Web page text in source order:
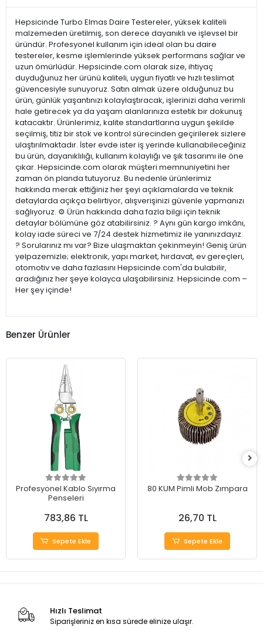
Hepsicinde Turbo Elmas Daire Testereler, yüksek kaliteli
malzemeden üretilmiş, son derece dayanıklı ve işlevsel bir
üründür. Profesyonel kullanım için ideal olan bu daire
testereler, kesme işlemlerinde yüksek performans sağlar ve
uzun ömürlüdür. Hepsicinde.com olarak size, ihtiyaç
duyduğunuz her ürünü kaliteli, uygun fiyatlı ve hızlı teslimat
güvencesiyle sunuyoruz. Satın almak üzere olduğunuz bu
ürün, günlük yaşantınızı kolaylaştıracak, işlerinizi daha verimli
hale getirecek ya da yaşam alanlarınıza estetik bir dokunuş
katacaktır. Ürünlerimiz, kalite standartlarına uygun şekilde
seçilmiş, titiz bir stok ve kontrol sürecinden geçirilerek sizlere
ulaştırılmaktadır. İster evde ister iş yerinde kullanabileceğiniz
bu ürün, dayanıklılığı, kullanım kolaylığı ve şık tasarımı ile öne
çıkar. Hepsicinde.com olarak müşteri memnuniyetini her
zaman ön planda tutuyoruz. Bu nedenle ürünlerimiz
hakkında merak ettiğiniz her şeyi açıklamalarda ve teknik
detaylarda açıkça belirtiyor, alışverişinizi güvenle yapmanızı
sağlıyoruz. ⚙️ Ürün hakkında daha fazla bilgi için teknik
detaylar bölümüne göz atabilirsiniz. ? Aynı gün kargo imkânı,
kolay iade süreci ve 7/24 destek hizmetimiz ile yanınızdayız.
? Sorularınız mı var? Bize ulaşmaktan çekinmeyin! Geniş ürün
yelpazemizle; elektronik, yapı market, hırdavat, ev gereçleri,
otomotiv ve daha fazlasını Hepsicinde.com'da bulabilir,
aradığınız her şeye kolayca ulaşabilirsiniz. Hepsicinde.com –
Her şey içinde!
Benzer Ürünler
Profesyonel Kablo Sıyırma
Penseleri
783,86 TL
Sepete Ekle
80 KUM Pimli Mob Zımpara
26,70 TL
Sepete Ekle
Hızlı Teslimat
Siparişleriniz en kısa sürede elinize ulaşır.